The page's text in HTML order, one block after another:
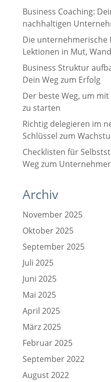
Business Coaching:
nachhaltigen
Die unternehmerische
Lektionen in Mut,
Business Struktur
Dein Weg zum Erfolg
Der beste Weg, um
zu starten
Richtig delegieren im
Schlüssel zum
Checklisten für
Weg zum
Archiv
November 2025
Oktober 2025
September 2025
Juli 2025
Juni 2025
Mai 2025
April 2025
März 2025
Februar 2025
September 2022
August 2022